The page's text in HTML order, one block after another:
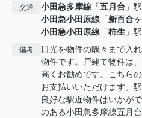
交通 小田急多摩線 「五月台 」
小田急小田原線 「新百合
小田急小田原線 「柿生 」
備考
日光を物件の隅々まで入
物件です。戸建て物件は
高くお勧めです。こちら
お支払いいただけます。
良好な駅近物件はいかが
のある小田急多摩線五月